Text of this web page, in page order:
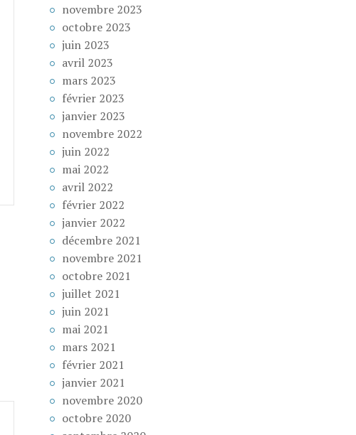
novembre 2023
octobre 2023
juin 2023
avril 2023
mars 2023
février 2023
janvier 2023
novembre 2022
juin 2022
mai 2022
avril 2022
février 2022
janvier 2022
décembre 2021
novembre 2021
octobre 2021
juillet 2021
juin 2021
mai 2021
mars 2021
février 2021
janvier 2021
novembre 2020
octobre 2020